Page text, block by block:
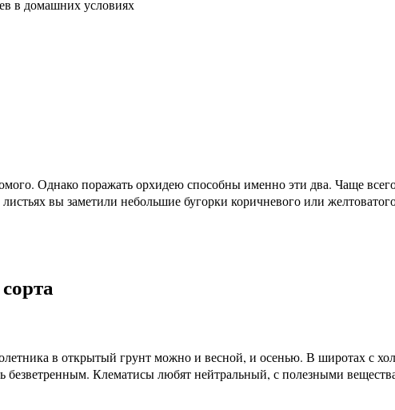
в домашних условиях
Однако поражать орхидею способны именно эти два. Чаще
вы заметили небольшие бугорки коричневого или
в открытый грунт можно и весной, и осенью. В широтах с
Клематисы любят нейтральный, с полезными